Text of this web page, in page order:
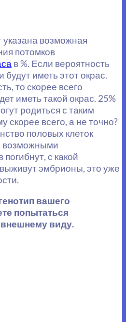
указана возможная
потомков
в %. Если вероятность
будут иметь этот окрас.
то скорее всего
иметь такой окрас. 25%
родиться с таким
скорее всего, а не точно?
половых клеток
возможными
с какой
эмбрионы, это уже
вашего
попытаться
виду.